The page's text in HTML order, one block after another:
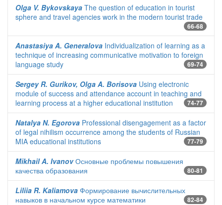
Olga V. Bykovskaya The question of education in tourist
sphere and travel agencies work in the modern tourist trade
66-68
Anastasiya A. Generalova Individualization of learning as a
technique of increasing communicative motivation to foreign
language study
69-74
Sergey R. Gurikov, Olga A. Borisova Using electronic
module of success and attendance account in teaching and
learning process at a higher educational institution
74-77
Natalya N. Egorova Professional disengagement as a factor
of legal nihilism occurrence among the students of Russian
MIA educational institutions
77-79
Mikhail A. IvanovОсновные проблемы повышения
качества образования
80-81
Liliia R. Kaliamova Формирование вычислительных
навыков в начальном курсе математики
82-84